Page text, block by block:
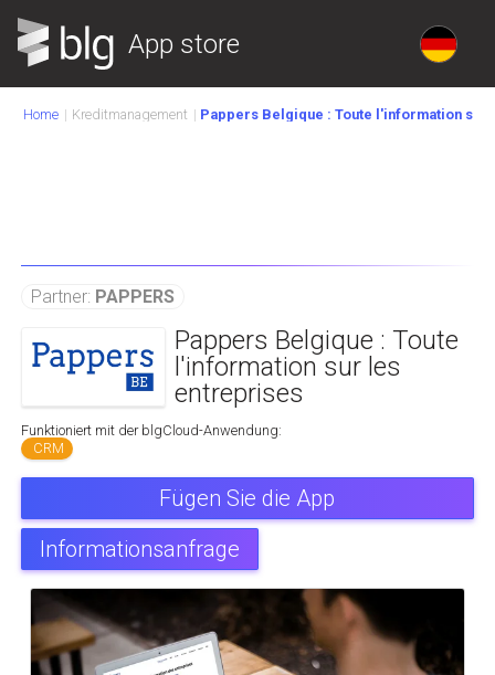
App store
Home Kreditmanagement Pappers Belgique : Toute l'information sur
Partner: PAPPERS
Pappers Belgique : Toute
l'information sur les
entreprises
Funktioniert mit der blgCloud-Anwendung:
CRM
Fügen Sie die App
Informationsanfrage